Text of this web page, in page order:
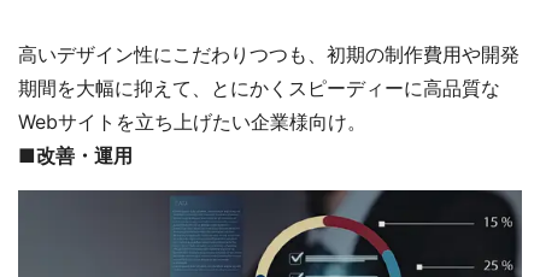
高いデザイン性にこだわりつつも、初期の制作費用や開発
期間を大幅に抑えて、とにかくスピーディーに高品質な
Webサイトを立ち上げたい企業様向け。
■改善・運用